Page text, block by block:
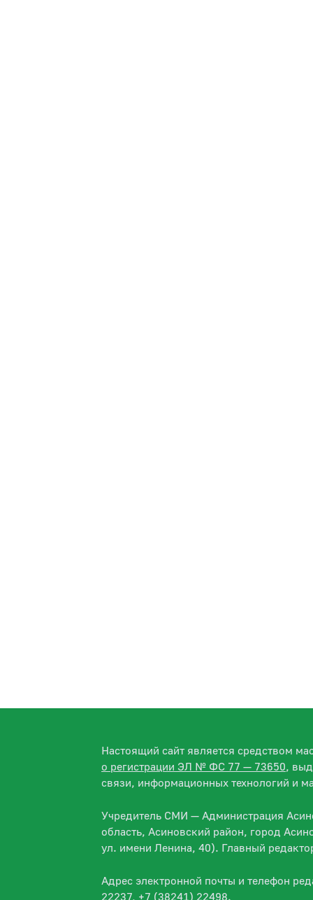
Настоящий сайт является средством
о регистрации ЭЛ № ФС 77 — 73650,
связи, информационных технологий и
Учредитель СМИ — Администрация
область, Асиновский район, город
ул. имени Ленина, 40). Главный
Адрес электронной почты и телефон
22237, +7 (38241) 22498.